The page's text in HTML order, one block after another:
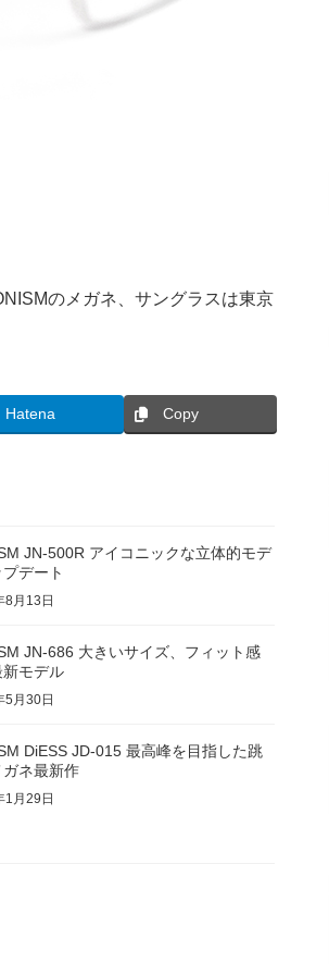
のメガネ、サングラスは東京
Hatena Copy
JN-500R アイコニックな立体的モデ
デート
8月13日
JN-686 大きいサイズ、フィット感
モデル
5月30日
DiESS JD-015 最高峰を目指した跳
ネ最新作
1月29日